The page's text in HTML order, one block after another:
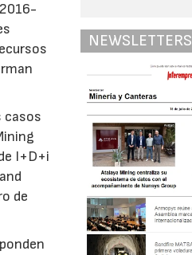
casos
I+D+i
de
NEWSLETTERS